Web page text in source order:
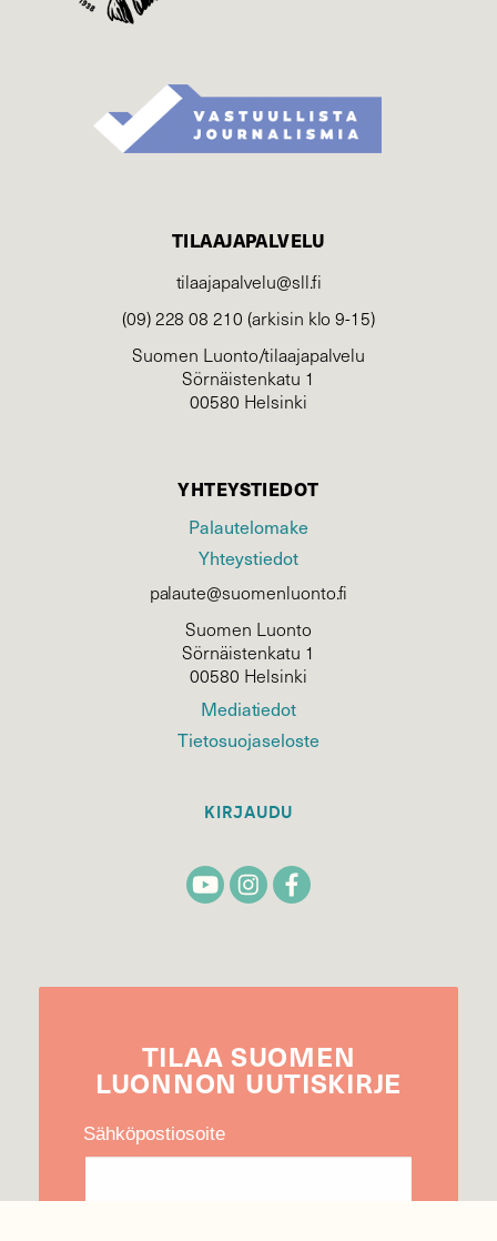
TILAAJAPALVELU
tilaajapalvelu@sll.fi
(09) 228 08 210 (arkisin klo 9-15)
Suomen Luonto/tilaajapalvelu
Sörnäistenkatu 1
00580 Helsinki
YHTEYSTIEDOT
Palautelomake
Yhteystiedot
palaute@suomenluonto.fi
Suomen Luonto
Sörnäistenkatu 1
00580 Helsinki
Mediatiedot
Tietosuojaseloste
KIRJAUDU
TILAA SUOMEN
LUONNON UUTIS­KIRJE
Sähköpostiosoite